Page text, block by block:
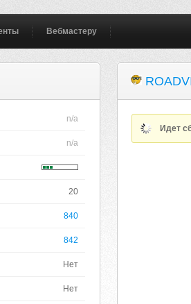
Вебмастеру
n/a
n/a
20
840
842
Нет
Нет
Идет